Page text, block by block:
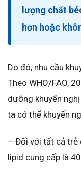
lượng chất
hơn hoặc
Do đó, nhu cầu
Theo WHO/FAO,
dưỡng khuyến
ta có thể khuyến
– Đối với tất cả trẻ
lipid cung cấp là